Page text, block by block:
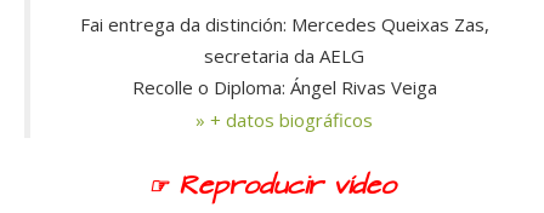
Fai entrega da distinción: Mercedes Queixas Zas,
secretaria da AELG
Recolle o Diploma: Ángel Rivas Veiga
» + datos biográficos
☞ Reproducir vídeo